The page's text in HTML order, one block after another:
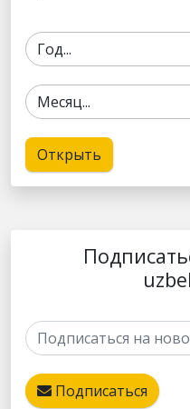
Открыть
Подписаться